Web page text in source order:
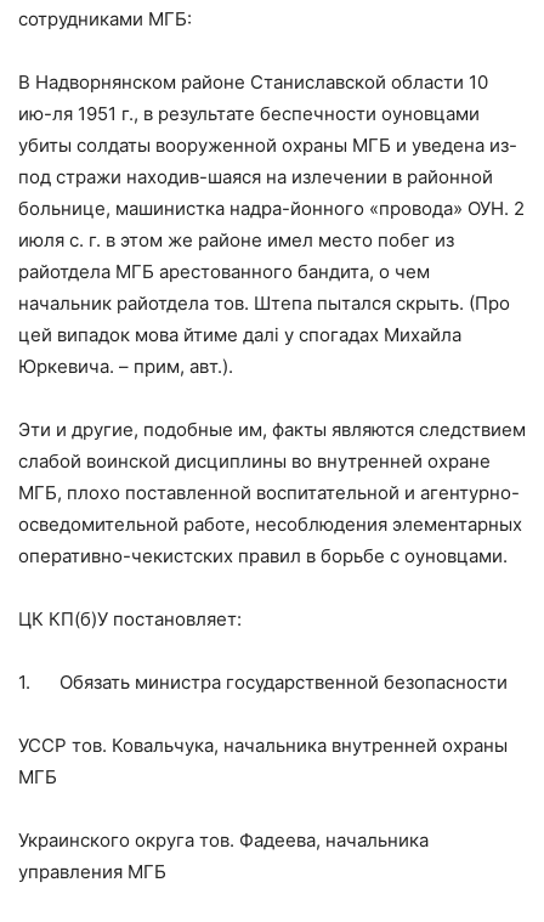
сотрудниками МГБ:
В Надворнянском районе Станиславской области 10
ию-ля 1951 г., в результате беспечности оуновцами
убиты солдаты вооруженной охраны МГБ и уведена из-
под стражи находив-шаяся на излечении в районной
больнице, машинистка надра-йонного «провода» ОУН. 2
июля с. г. в этом же районе имел место побег из
райотдела МГБ арестованного бандита, о чем
начальник райотдела тов. Штепа пытался скрыть. (Про
цей випадок мова йтиме далі у спогадах Михайла
Юркевича. – прим, авт.).
Эти и другие, подобные им, факты являются следствием
слабой воинской дисциплины во внутренней охране
МГБ, плохо поставленной воспитательной и агентурно-
осведомительной работе, несоблюдения элементарных
оперативно-чекистских правил в борьбе с оуновцами.
ЦК КП(б)У постановляет:
1. Обязать министра государственной безопасности
УССР тов. Ковальчука, начальника внутренней охраны
МГБ
Украинского округа тов. Фадеева, начальника
управления МГБ